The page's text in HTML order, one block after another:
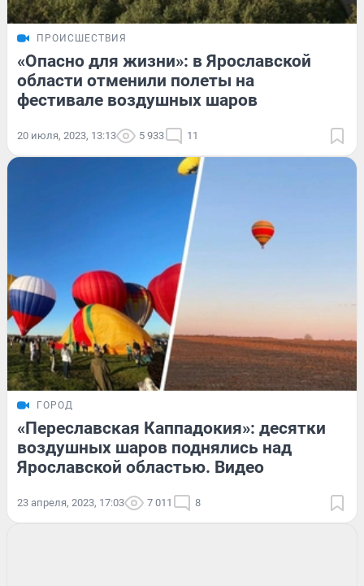
ПРОИСШЕСТВИЯ
«Опасно для жизни»: в Ярославской
области отменили полеты на
фестивале воздушных шаров
20 июля, 2023, 13:13 5 933 11
ГОРОД
«Переславская Каппадокия»: десятки
воздушных шаров поднялись над
Ярославской областью. Видео
23 апреля, 2023, 17:03 7 011 8